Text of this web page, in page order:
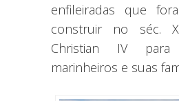
enfileiradas que
construir no séc.
Christian IV
marinheiros e suas